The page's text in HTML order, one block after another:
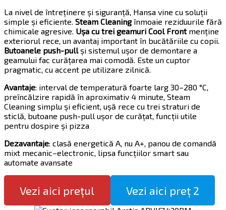
La nivel de întreținere și siguranță, Hansa vine cu soluții
simple și eficiente. Steam Cleaningînmoaie reziduurile fără
chimicale agresive. Ușa cu trei geamuri Cool Frontmenține
exteriorul rece, un avantaj important în bucătăriile cu copii.
Butoanele push-pullși sistemul ușor de demontare a
geamului fac curățarea mai comodă. Este un cuptor
pragmatic, cu accent pe utilizare zilnică.
Avantaje: interval de temperatură foarte larg 30–280 °C,
preîncălzire rapidă în aproximativ 4 minute, Steam
Cleaning simplu și eficient, ușă rece cu trei straturi de
sticlă, butoane push-pull ușor de curățat, funcții utile
pentru dospire și pizza
Dezavantaje: clasă energetică A, nu A+, panou de comandă
mixt mecanic–electronic, lipsa funcțiilor smart sau
automate avansate
Vezi aici prețul Vezi aici preț 2